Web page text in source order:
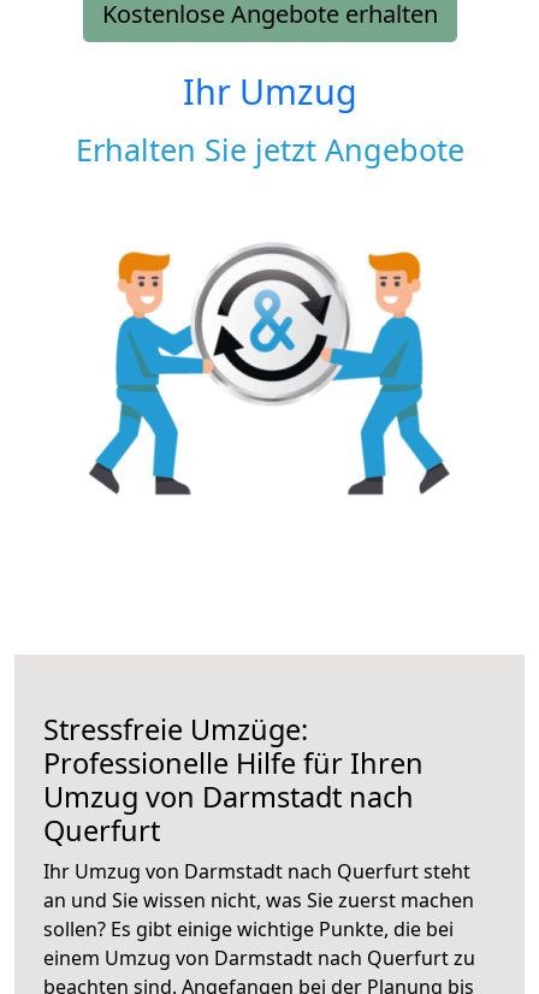
Kostenlose Angebote erhalten
Ihr Umzug
Erhalten Sie jetzt Angebote
Stressfreie Umzüge:
Professionelle Hilfe für Ihren
Umzug von Darmstadt nach
Querfurt
Ihr Umzug von Darmstadt nach Querfurt steht
an und Sie wissen nicht, was Sie zuerst machen
sollen? Es gibt einige wichtige Punkte, die bei
einem Umzug von Darmstadt nach Querfurt zu
beachten sind. Angefangen bei der Planung bis